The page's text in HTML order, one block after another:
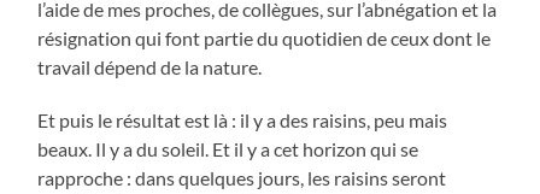
l’aide de mes proches, de collègues, sur l’abnégation et la
résignation qui font partie du quotidien de ceux dont le
travail dépend de la nature.
Et puis le résultat est là : il y a des raisins, peu mais
beaux. Il y a du soleil. Et il y a cet horizon qui se
rapproche : dans quelques jours, les raisins seront